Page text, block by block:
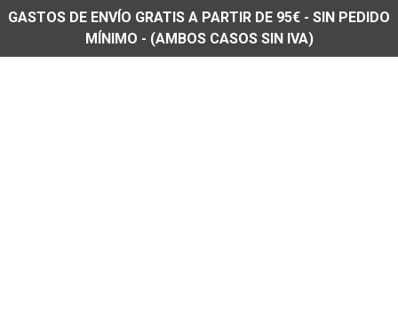
GASTOS DE ENVÍO GRATIS A PARTIR DE 95€ - SIN PEDIDO
MÍNIMO - (AMBOS CASOS SIN IVA)